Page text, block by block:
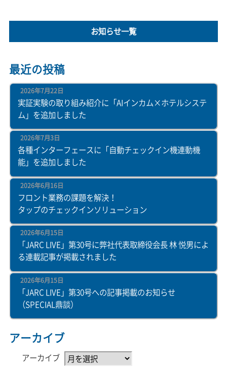
お知らせ一覧
最近の投稿
実証実験の取り組み紹介に「AIインカム×ホテルシステ
ム」を追加しました
2026年7月22日
各種インターフェースに「自動チェックイン機連動機
能」を追加しました
2026年7月3日
フロント業務の課題を解決！
タップのチェックインソリューション
2026年6月16日
「JARC LIVE」第30号に弊社代表取締役会長 林 悦男によ
る連載記事が掲載されました
2026年6月15日
「JARC LIVE」第30号への記事掲載のお知らせ
（SPECIAL鼎談）
2026年6月15日
アーカイブ
アーカイブ